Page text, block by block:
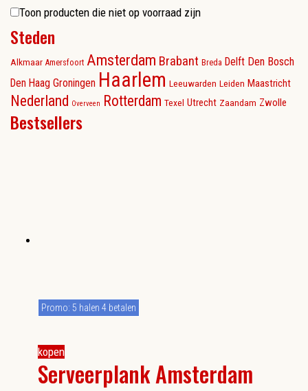
Toon producten die niet op voorraad zijn
Steden
Alkmaar Amersfoort Amsterdam Brabant Breda Delft Den Bosch
Den Haag Groningen Haarlem Leeuwarden Leiden Maastricht
Nederland Overveen Rotterdam Texel Utrecht Zaandam Zwolle
Bestsellers
kopen
Serveerplank Amsterdam
Promo: 5 halen 4 betalen